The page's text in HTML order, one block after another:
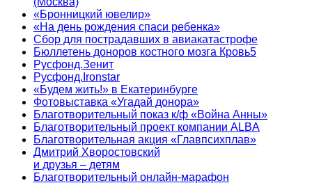
«Бронницкий ювелир»
«На день рождения спаси ребенка»
Сбор для пострадавших в авиакатастрофе
Бюллетень доноров костного мозга Кровь5
Русфонд.Зенит
Русфонд.Ironstar
«Будем жить!» в Екатеринбурге
Фотовыставка «Угадай донора»
Благотворительный показ к/ф «Война Анны»
Благотворительный проект компании ALBA
Благотворительная акция «Главпсихплав»
Дмитрий Хворостовский
и друзья – детям
Благотворительный онлайн‑марафон